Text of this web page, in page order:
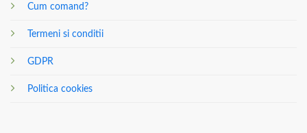
Cum comand?
Termeni si conditii
GDPR
Politica cookies